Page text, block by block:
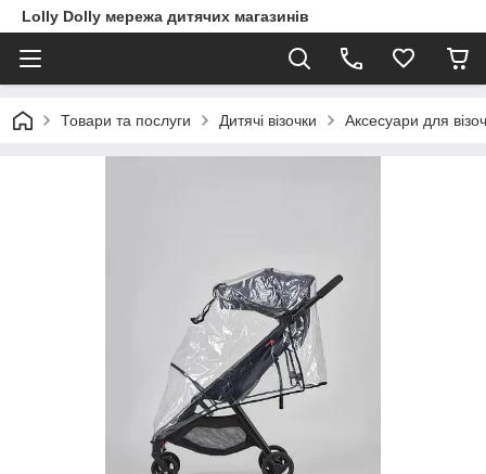
Lolly Dolly мережа дитячих магазинів
Товари та послуги Дитячі візочки Аксесуари для